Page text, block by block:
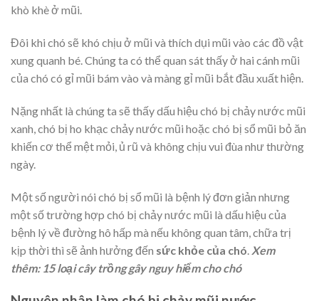
khò khè ở mũi.
Đôi khi chó sẽ khó chịu ở mũi và thích dụi mũi vào các đồ vật
xung quanh bé. Chúng ta có thể quan sát thấy ở hai cánh mũi
của chó có gỉ mũi bám vào và màng gỉ mũi bắt đầu xuất hiện.
Nặng nhất là chúng ta sẽ thấy dấu hiệu chó bị chảy nước mũi
xanh, chó bị ho khạc chảy nước mũi hoặc chó bị sổ mũi bỏ ăn
khiến cơ thể mệt mỏi, ủ rũ và không chịu vui đùa như thường
ngày.
Một số người nói chó bị sổ mũi là bệnh lý đơn giản nhưng
một số trường hợp chó bị chảy nước mũi là dấu hiệu của
bệnh lý về đường hô hấp mà nếu không quan tâm, chữa trị
kịp thời thì sẽ ảnh hưởng đến sức khỏe của chó. Xem
thêm: 15 loại cây trồng gây nguy hiểm cho chó